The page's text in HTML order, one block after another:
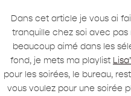
Dans cet article je vous ai
tranquille chez soi avec pas
beaucoup aimé dans les
fond, je mets ma playlist
pour les soirées, le bureau,
vous voulez pour une soirée